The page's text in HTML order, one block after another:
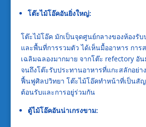
โต๊ะไม้โอ๊คอันยิ่งใหญ่:
โต๊ะไม้โอ๊ค มักเป็นจุดศูนย์กลางของห้องรั
และพื้นที่การรวมตัว ได้เห็นมื้ออาหาร การ
เฉลิมฉลองมากมาย จากโต๊ะ refectory อั
จนถึงโต๊ะรับประทานอาหารที่แกะสลักอย่
ฟื้นฟูศิลปวิทยา โต๊ะไม้โอ๊คทำหน้าที่เป็นสั
ต้อนรับและการอยู่ร่วมกัน
ตู้ไม้โอ๊คอันน่าเกรงขาม: